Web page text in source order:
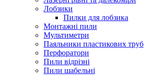
Лобзики
Пилки для лобзика
Монтажні пили
Мультиметри
Паяльники пластикових труб
Перфоратори
Пили відрізні
Пили шабельні